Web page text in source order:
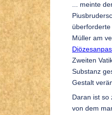
... meinte
Müller am
Zweiten
Substanz
Gestalt
Daran ist so
von dem